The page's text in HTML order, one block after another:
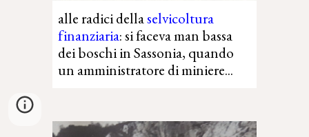
alle radici dellaselvicoltura
finanziaria:si faceva man bassa
dei boschi inSassonia, quando
un amministratore di miniere...